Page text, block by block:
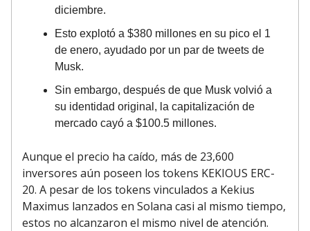
diciembre.
Esto explotó a $380 millones en su pico el 1
de enero, ayudado por un par de tweets de
Musk.
Sin embargo, después de que Musk volvió a
su identidad original, la capitalización de
mercado cayó a $100.5 millones.
Aunque el precio ha caído, más de 23,600
inversores aún poseen los tokens KEKIOUS ERC-
20. A pesar de los tokens vinculados a Kekius
Maximus lanzados en Solana casi al mismo tiempo,
estos no alcanzaron el mismo nivel de atención.